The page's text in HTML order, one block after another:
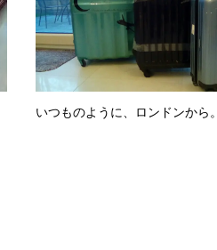
いつものように、ロンドンから。